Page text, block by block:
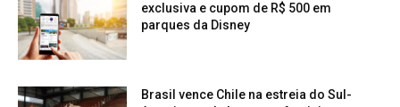
exclusiva e cupom de R$ 500 em
parques da Disney
Brasil vence Chile na estreia do Sul-